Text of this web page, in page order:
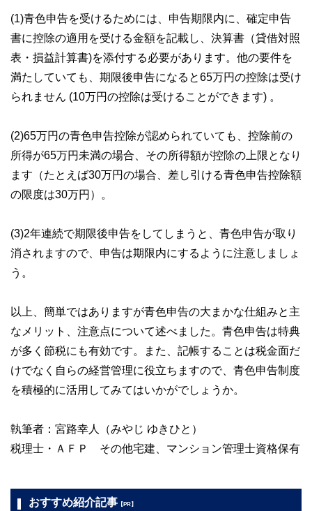
(1)青色申告を受けるためには、申告期限内に、確定申告
書に控除の適用を受ける金額を記載し、決算書（貸借対照
表・損益計算書)を添付する必要があります。他の要件を
満たしていても、期限後申告になると65万円の控除は受け
られません (10万円の控除は受けることができます) 。
(2)65万円の青色申告控除が認められていても、控除前の
所得が65万円未満の場合、その所得額が控除の上限となり
ます（たとえば30万円の場合、差し引ける青色申告控除額
の限度は30万円）。
(3)2年連続で期限後申告をしてしまうと、青色申告が取り
消されますので、申告は期限内にするように注意しましょ
う。
以上、簡単ではありますが青色申告の大まかな仕組みと主
なメリット、注意点について述べました。青色申告は特典
が多く節税にも有効です。また、記帳することは税金面だ
けでなく自らの経営管理に役立ちますので、青色申告制度
を積極的に活用してみてはいかがでしょうか。
執筆者：宮路幸人（みやじ ゆきひと）
税理士・ＡＦＰ その他宅建、マンション管理士資格保有
おすすめ紹介記事 【PR】